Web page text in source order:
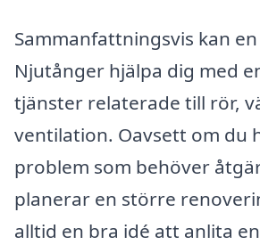
Sammanfattningsvis kan en
Njutånger hjälpa dig med
tjänster relaterade till rör,
ventilation. Oavsett om du
problem som behöver
planerar en större
alltid en bra idé att anlita